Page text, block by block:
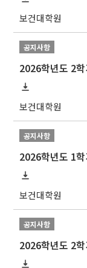
보건대학원
공지사항
보건대학원
공지사항
보건대학원
공지사항